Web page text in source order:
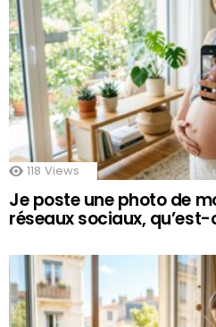
118 Views
Je poste une photo de
réseaux sociaux,